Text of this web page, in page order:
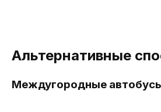
Альтернативные
Междугородные